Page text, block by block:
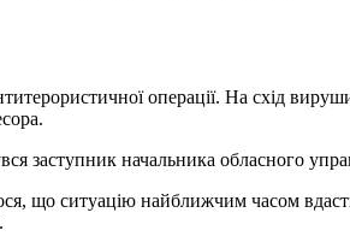
операції. На схід
заступник начальника обласного
що ситуацію найближчим часом